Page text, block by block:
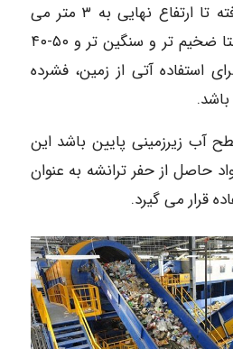
ترتیب روی هم قرار گرفته تا ارتفاع نهایی به ۳ متر می
رسد. پوشش نهایی نسبتا ضخیم تر و سنگین تر و ۵۰-۴۰
استفاده آتی از زمین، فشرده
آب زیرزمینی پایین باشد این
از حفر ترانشه به عنوان
قرار می گیرد.